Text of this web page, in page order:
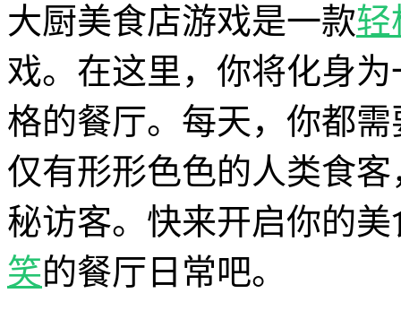
大厨美食店游戏是一款轻
戏。在这里，你将化身
格的餐厅。每天，你都
仅有形形色色的人类食
秘访客。快来开启你的
笑的餐厅日常吧。